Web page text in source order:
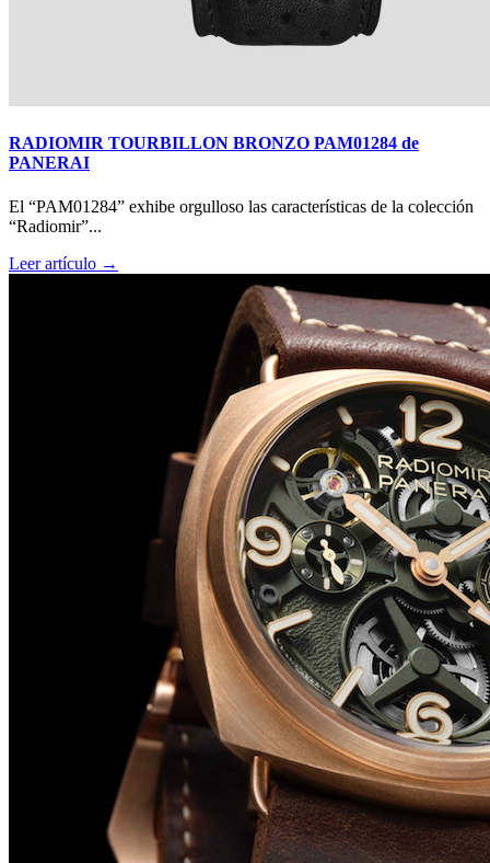
Big Bang Sapphire Sky Blue de Hublot
RADIOMIR TOURBILLON BRONZO PAM01284 de
PANERAI
El “PAM01284” exhibe orgulloso las características de la colección
“Radiomir”...
Leer artículo →